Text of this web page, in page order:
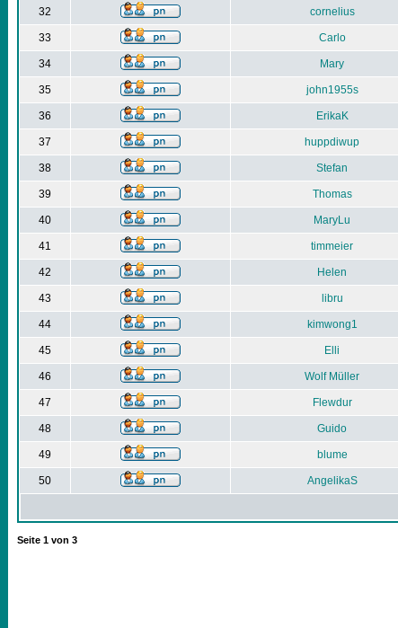
32 cornelius
33 Carlo
34 Mary
35 john1955s
36 ErikaK
37 huppdiwup
38 Stefan
39 Thomas
40 MaryLu
41 timmeier
42 Helen
43 libru
44 kimwong1
45 Elli
46 Wolf Müller
47 Flewdur
48 Guido
49 blume
50 AngelikaS
Seite 1 von 3